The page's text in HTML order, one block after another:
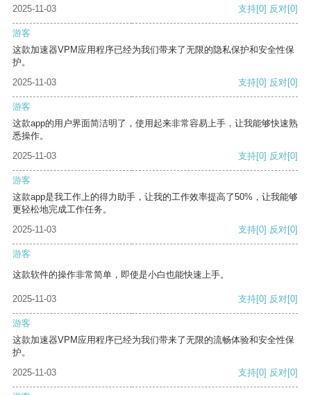
2025-11-03 支持[0] 反对[0]
游客
这款加速器VPM应用程序已经为我们带来了无限的隐私保护和安全性保
护。
2025-11-03
支持[0] 反对[0]
游客
这款app的用户界面简洁明了，使用起来非常容易上手，让我能够快速熟
悉操作。
2025-11-03
支持[0] 反对[0]
游客
这款app是我工作上的得力助手，让我的工作效率提高了50%，让我能够
更轻松地完成工作任务。
2025-11-03
支持[0] 反对[0]
游客
这款软件的操作非常简单，即使是小白也能快速上手。
2025-11-03 支持[0] 反对[0]
游客
这款加速器VPM应用程序已经为我们带来了无限的流畅体验和安全性保
护。
2025-11-03
支持[0] 反对[0]